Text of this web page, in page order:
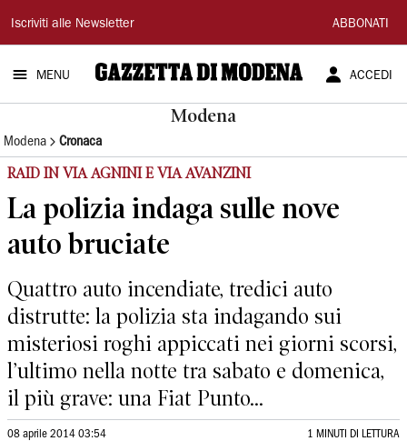
Gazzetta
di
Modena
Iscriviti alle Newsletter ABBONATI
MENU ACCEDI
Modena
Modena Cronaca
RAID IN VIA AGNINI E VIA AVANZINI
La polizia indaga sulle nove
auto bruciate
Quattro auto incendiate, tredici auto
distrutte: la polizia sta indagando sui
misteriosi roghi appiccati nei giorni scorsi,
l’ultimo nella notte tra sabato e domenica,
il più grave: una Fiat Punto...
08 aprile 2014 03:54 1 MINUTI DI LETTURA